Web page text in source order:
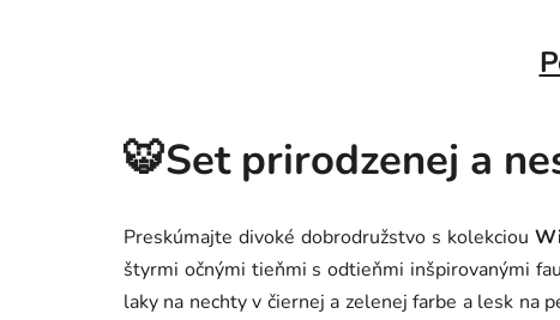
🐯Set prirodzenej a
Preskúmajte divoké dobrodružstvo s kolekciou
štyrmi očnými tieňmi s odtieňmi inšpirovanými
laky na nechty v čiernej a zelenej farbe a lesk na